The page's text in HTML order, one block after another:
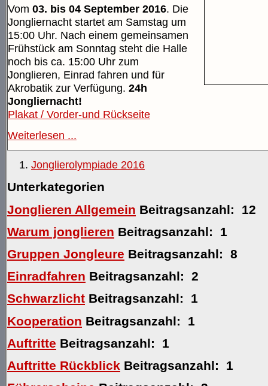
Vom 03. bis 04 September 2016. Die
Jongliernacht startet am Samstag um
15:00 Uhr. Nach einem gemeinsamen
Frühstück am Sonntag steht die Halle
noch bis ca. 15:00 Uhr zum
Jonglieren, Einrad fahren und für
Akrobatik zur Verfügung. 24h
Jongliernacht!
Plakat / Vorder-und Rückseite
Weiterlesen ...
Jonglierolympiade 2016
Unterkategorien
Jonglieren Allgemein Beitragsanzahl: 12
Warum jonglieren Beitragsanzahl: 1
Gruppen Jongleure Beitragsanzahl: 8
Einradfahren Beitragsanzahl: 2
Schwarzlicht Beitragsanzahl: 1
Kooperation Beitragsanzahl: 1
Auftritte Beitragsanzahl: 1
Auftritte Rückblick Beitragsanzahl: 1